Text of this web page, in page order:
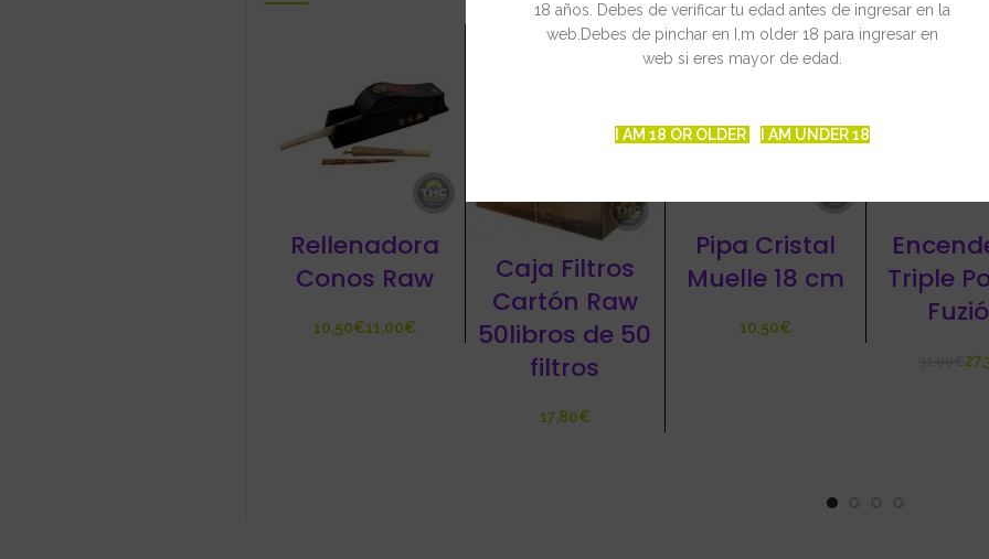
18 años. Debes de verificar tu edad antes de ingresar en la
web.Debes de pinchar en I,m older 18 para ingresar en
web si eres mayor de edad.
I AM 18 OR OLDER I AM UNDER 18
Rellenadora
Conos Raw
€ €
Caja Filtros
Cartón Raw
50libros de 50
filtros
€
Pipa Cristal
Muelle 18 cm
€
Triple